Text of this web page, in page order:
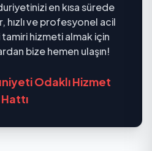
en kısa sürede
hızlı ve profesyonel acil
hizmeti almak için
bize hemen ulaşın!
Odaklı Hizmet
Hattı